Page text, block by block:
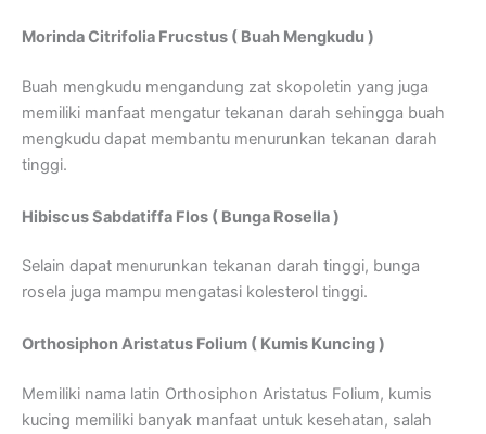
Morinda Citrifolia Frucstus ( Buah Mengkudu )
Buah mengkudu mengandung zat skopoletin yang juga
memiliki manfaat mengatur tekanan darah sehingga buah
mengkudu dapat membantu menurunkan tekanan darah
tinggi.
Hibiscus Sabdatiffa Flos ( Bunga Rosella )
Selain dapat menurunkan tekanan darah tinggi, bunga
rosela juga mampu mengatasi kolesterol tinggi.
Orthosiphon Aristatus Folium ( Kumis Kuncing )
Memiliki nama latin Orthosiphon Aristatus Folium, kumis
kucing memiliki banyak manfaat untuk kesehatan, salah